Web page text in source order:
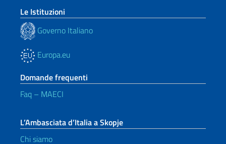
Le Istituzioni
Governo Italiano
Europa.eu
Domande frequenti
Faq – MAECI
L’Ambasciata d’Italia a Skopje
Chi siamo